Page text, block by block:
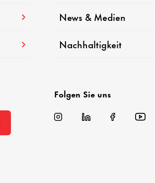
News & Medien
Nachhaltigkeit
Folgen Sie uns